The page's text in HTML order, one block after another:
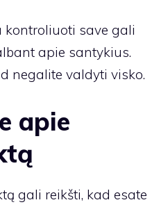
kontroliuoti save gali
apie santykius.
negalite valdyti visko.
apie
gali reikšti, kad esate